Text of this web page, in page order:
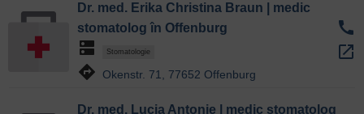
Dr. med. Erika Christina Braun | medic
stomatolog în Offenburg
dns Stomatologie
directions Okenstr. 71, 77652 Offenburg
call
open_in_new
Dr. med. Lucia Antonie | medic stomatolog